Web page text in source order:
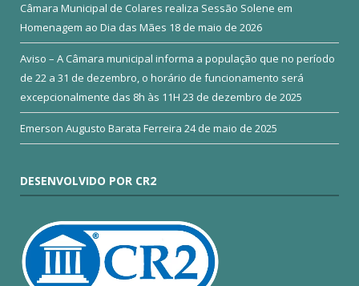
Câmara Municipal de Colares realiza Sessão Solene em
Homenagem ao Dia das Mães 18 de maio de 2026
Aviso – A Câmara municipal informa a população que no período
de 22 a 31 de dezembro, o horário de funcionamento será
excepcionalmente das 8h às 11H 23 de dezembro de 2025
Emerson Augusto Barata Ferreira 24 de maio de 2025
DESENVOLVIDO POR CR2